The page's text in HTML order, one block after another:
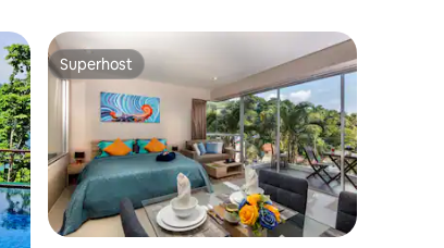
Superhost
Superhost